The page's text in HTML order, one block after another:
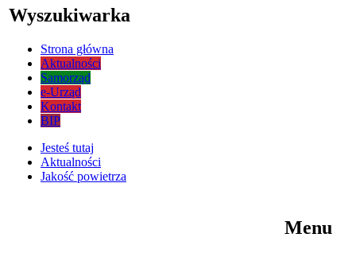
Wyszukiwarka
Strona główna
Aktualności
Samorząd
e-Urząd
Kontakt
BIP
Jesteś tutaj
Aktualności
Jakość powietrza
Menu